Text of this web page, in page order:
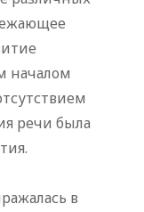
началом
речи была
в